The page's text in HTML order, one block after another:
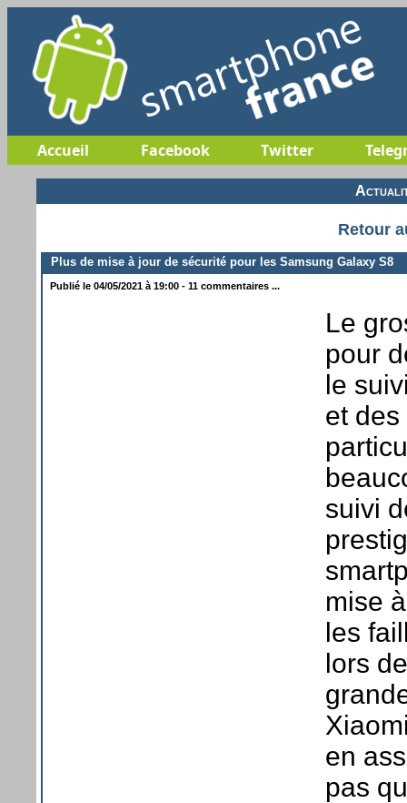
Accueil Facebook Twitter
Retour
Plus de mise à jour de sécurité pour les Samsung Galaxy S8
Publié le 04/05/2021 à 19:00 - 11 commentaires ...
Le
pour
le
et
suivi
mise
les
lors
en
pas